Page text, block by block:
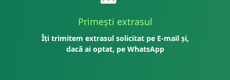
Primești extrasul
Îți trimitem extrasul solicitat pe E-mail și,
dacă ai optat, pe WhatsApp